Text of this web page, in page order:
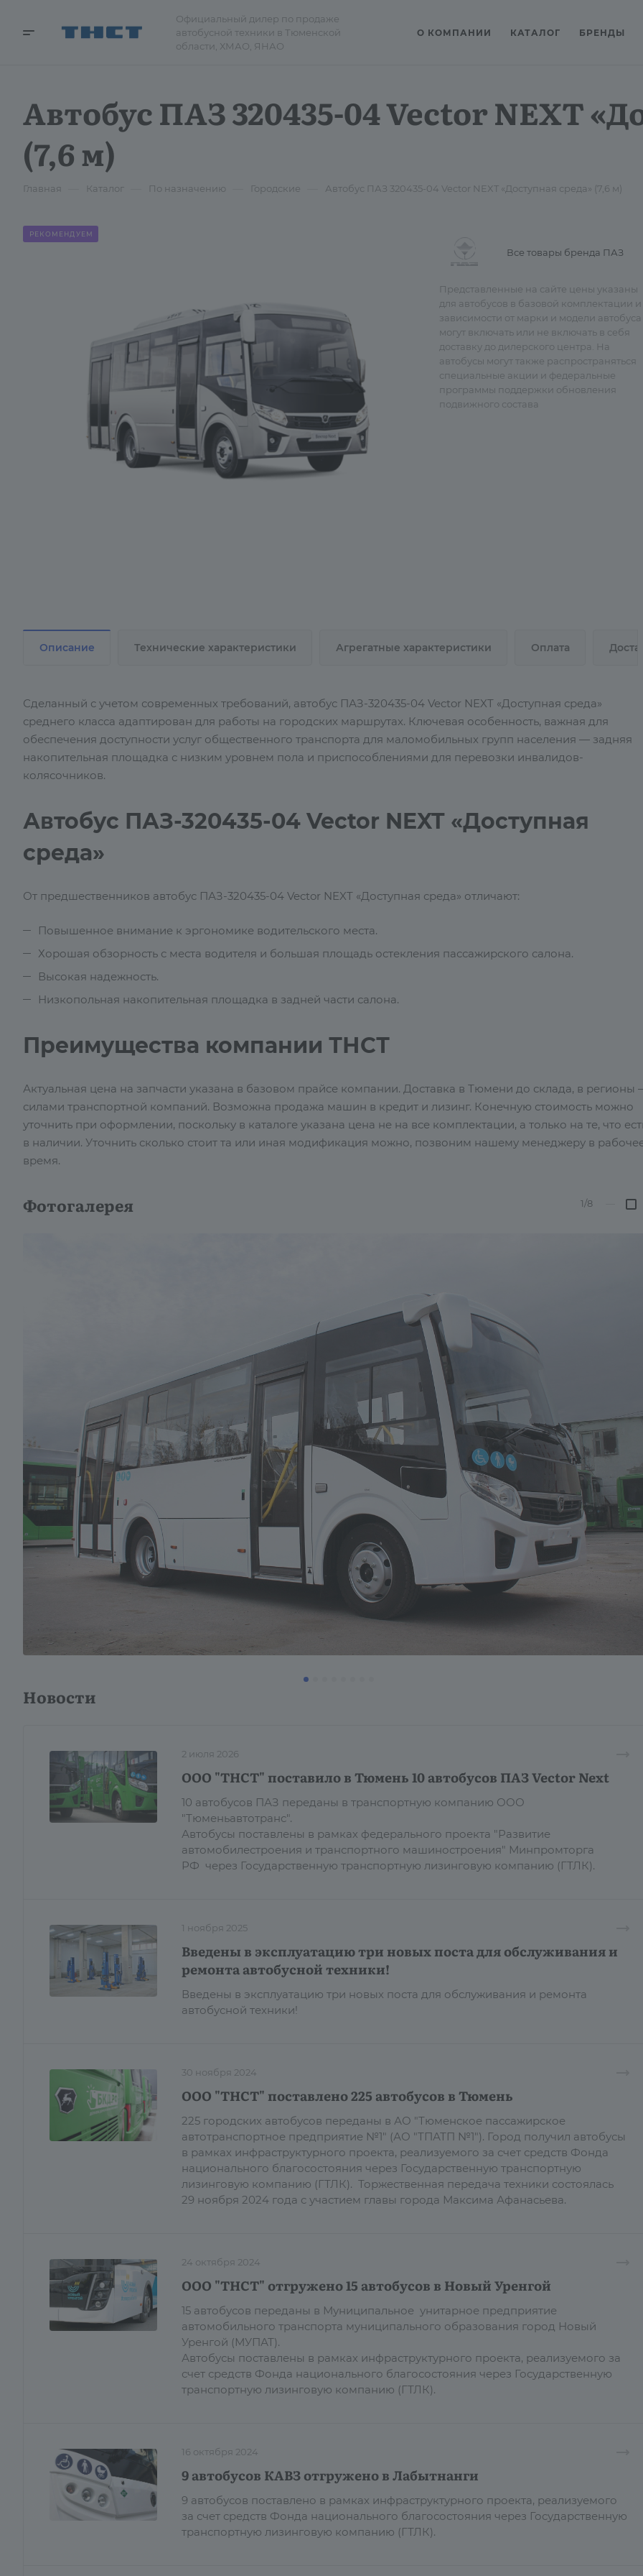
Официальный дилер по продаже
автобусной техники в Тюменской
области, ХМАО, ЯНАО
О КОМПАНИИ КАТАЛОГ БРЕНДЫ
Автобус ПАЗ 320435-04 Vector NEXT
(7,6 м)
Главная Каталог По назначению Городские Автобус ПАЗ 320435-04 Vector NEXT «Доступная среда» (7,6 м)
РЕКОМЕНДУЕМ
Все товары бренда ПАЗ
Представленные на сайте цены указаны
для автобусов в базовой комплектации и
зависимости от марки и модели автобуса
могут включать или не включать в себя
доставку до дилерского центра. На
автобусы могут также распространяться
специальные акции и федеральные
программы поддержки обновления
подвижного состава
Описание Технические характеристики Агрегатные характеристики Оплата
Сделанный с учетом современных требований, автобус ПАЗ-320435-04 Vector NEXT «Доступная среда»
среднего класса адаптирован для работы на городских маршрутах. Ключевая особенность, важная для
обеспечения доступности услуг общественного транспорта для маломобильных групп населения — задняя
накопительная площадка с низким уровнем пола и приспособлениями для перевозки инвалидов-
колясочников.
Автобус ПАЗ-320435-04 Vector NEXT «Доступная
среда»
От предшественников автобус ПАЗ-320435-04 Vector NEXT «Доступная среда» отличают:
Повышенное внимание к эргономике водительского места.
Хорошая обзорность с места водителя и большая площадь остекления пассажирского салона.
Высокая надежность.
Низкопольная накопительная площадка в задней части салона.
Преимущества компании ТНСТ
Актуальная цена на запчасти указана в базовом прайсе компании. Доставка в Тюмени до склада, в регионы –
силами транспортной компаний. Возможна продажа машин в кредит и лизинг. Конечную стоимость можно
уточнить при оформлении, поскольку в каталоге указана цена не на все комплектации, а только на те, что
в наличии. Уточнить сколько стоит та или иная модификация можно, позвоним нашему менеджеру в
время.
Фотогалерея 1/8
Новости
2 июля 2026
ООО "ТНСТ" поставило в Тюмень 10 автобусов ПАЗ Vector Next
10 автобусов ПАЗ переданы в транспортную компанию ООО
"Тюменьавтотранс".
Автобусы поставлены в рамках федерального проекта "Развитие
автомобилестроения и транспортного машиностроения" Минпромторга
РФ через Государственную транспортную лизинговую компанию (ГТЛК).
1 ноября 2025
Введены в эксплуатацию три новых поста для обслуживания и
ремонта автобусной техники!
Введены в эксплуатацию три новых поста для обслуживания и ремонта
автобусной техники!
30 ноября 2024
ООО "ТНСТ" поставлено 225 автобусов в Тюмень
225 городских автобусов переданы в АО "Тюменское пассажирское
автотранспортное предприятие №1" (АО "ТПАТП №1"). Город получил автобусы
в рамках инфраструктурного проекта, реализуемого за счет средств Фонда
национального благосостояния через Государственную транспортную
лизинговую компанию (ГТЛК). Торжественная передача техники состоялась
29 ноября 2024 года с участием главы города Максима Афанасьева.
24 октября 2024
ООО "ТНСТ" отгружено 15 автобусов в Новый Уренгой
15 автобусов переданы в Муниципальное унитарное предприятие
автомобильного транспорта муниципального образования город Новый
Уренгой (МУПАТ).
Автобусы поставлены в рамках инфраструктурного проекта, реализуемого за
счет средств Фонда национального благосостояния через Государственную
транспортную лизинговую компанию (ГТЛК).
16 октября 2024
9 автобусов КАВЗ отгружено в Лабытнанги
9 автобусов поставлено в рамках инфраструктурного проекта, реализуемого
за счет средств Фонда национального благосостояния через Государственную
транспортную лизинговую компанию (ГТЛК).